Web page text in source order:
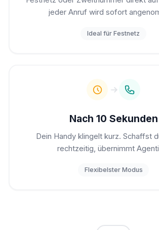
jeder Anruf wird sofort
Ideal für Festnetz
Nach 10 Sekunden
Dein Handy klingelt kurz. Schaffst
rechtzeitig, übernimmt
Flexibelster Modus